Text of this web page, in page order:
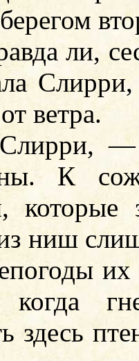
ли,
ветра.
—
К
ниш
когда
здесь